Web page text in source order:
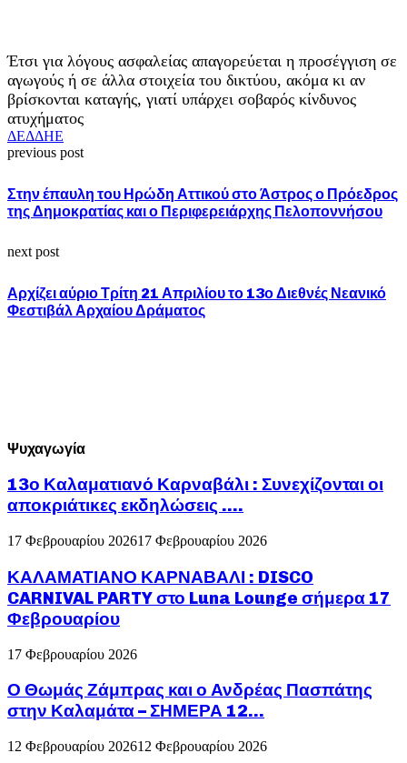
Έτσι για λόγους ασφαλείας απαγορεύεται η προσέγγιση σε
αγωγούς ή σε άλλα στοιχεία του δικτύου, ακόμα κι αν
βρίσκονται καταγής, γιατί υπάρχει σοβαρός κίνδυνος
ατυχήματος
ΔΕΔΔΗΕ
previous post
Στην έπαυλη του Ηρώδη Αττικού στο Άστρος ο Πρόεδρος
της Δημοκρατίας και ο Περιφερειάρχης Πελοποννήσου
next post
Αρχίζει αύριο Τρίτη 21 Απριλίου το 13ο Διεθνές Νεανικό
Φεστιβάλ Αρχαίου Δράματος
Ψυχαγωγία
13ο Καλαματιανό Καρναβάλι : Συνεχίζονται οι
αποκριάτικες εκδηλώσεις ….
17 Φεβρουαρίου 202617 Φεβρουαρίου 2026
ΚΑΛΑΜΑΤΙΑΝΟ ΚΑΡΝΑΒΑΛΙ : DISCO
CARNIVAL PARTY στο Luna Lounge σήμερα 17
Φεβρουαρίου
17 Φεβρουαρίου 2026
Ο Θωμάς Ζάμπρας και ο Ανδρέας Πασπάτης
στην Καλαμάτα – ΣΗΜΕΡΑ 12...
12 Φεβρουαρίου 202612 Φεβρουαρίου 2026